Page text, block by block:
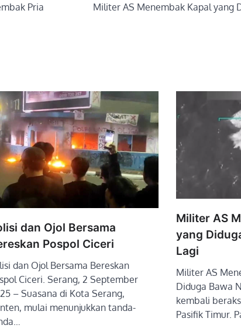
Pria
Militer AS Menembak Kapal yang
dan Ojol Bersama
Pospol Ciceri
dan Ojol Bersama Bereskan
Ciceri. Serang, 2 September
– Suasana di Kota Serang,
mulai menunjukkan tanda-
Militer AS
yang
Lagi
Militer AS
Diduga Bawa
kembali
Pasifik Timur.